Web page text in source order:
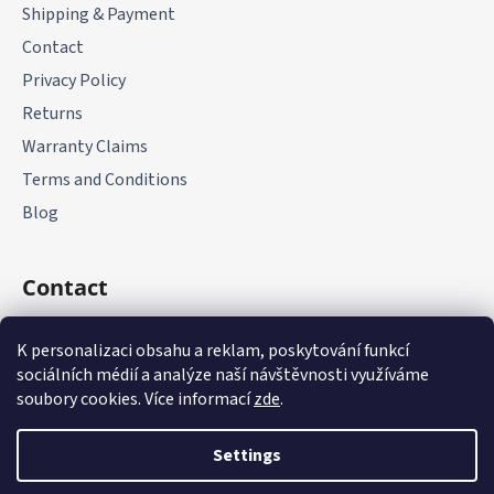
K personalizaci obsahu a reklam, poskytování funkcí
sociálních médií a analýze naší návštěvnosti využíváme
soubory cookies. Více informacízde.
Settings
Shipping & Payment
Contact
Privacy Policy
Returns
Warranty Claims
Terms and Conditions
Blog
Contact
+420 775 177 085